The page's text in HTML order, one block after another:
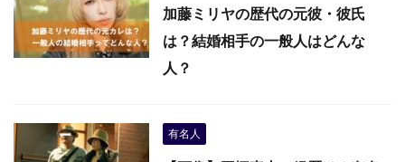
加藤ミリヤの歴代の元彼・彼氏
は？結婚相手の一般人はどんな
人？
有名人